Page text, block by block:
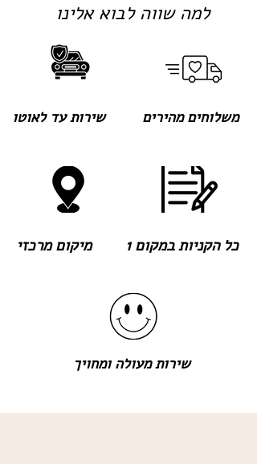
למה שווה לבוא אלינו
שירות עד לאוטו
מיקום מרכזי
משלוחים מהירים
כל הקניות במקום 1
שירות מעולה ומחויך